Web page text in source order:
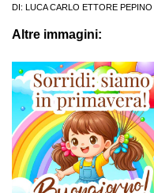
DI:
LUCA CARLO ETTORE PEPINO
Altre immagini: